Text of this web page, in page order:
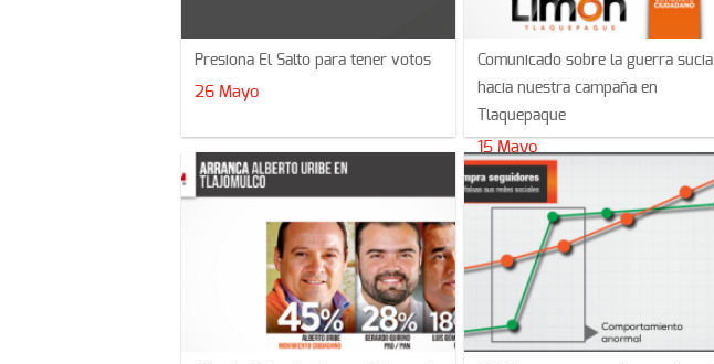
Presiona El Salto para tener votos
26 Mayo
Comunicado sobre la guerra sucia
hacia nuestra campaña en
Tlaquepaque
15 Mayo